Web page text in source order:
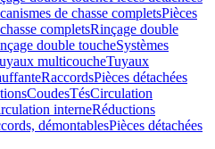
de chasse completsPièces
completsRinçage double
double toucheSystèmes
multicoucheTuyaux
RaccordsPièces détachées
CoudesTésCirculation
interneRéductions
démontablesPièces détachées